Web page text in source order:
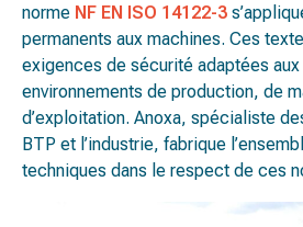
norme NF EN ISO 14122-3
permanents aux machines. Ces
exigences de sécurité adaptées
environnements de production, de
d’exploitation. Anoxa, spécialiste
BTP et l’industrie, fabrique
techniques dans le respect de ces